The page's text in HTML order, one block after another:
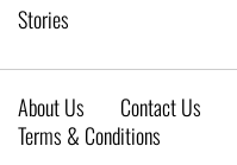
Stories
About Us Contact Us
Terms & Conditions